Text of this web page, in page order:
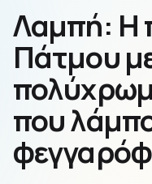
Λαμπή: Η
Πάτμου
που